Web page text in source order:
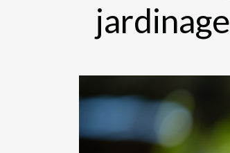
jardinage